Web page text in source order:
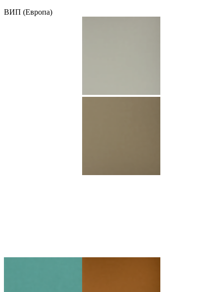
ВИП (Европа)